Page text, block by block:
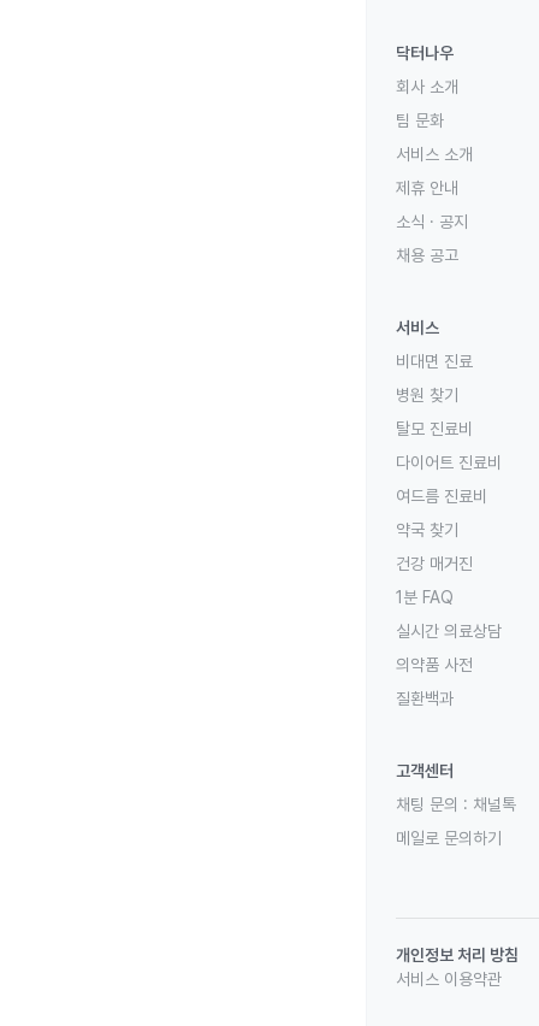
닥터나우
회사 소개
팀 문화
서비스 소개
제휴 안내
소식 · 공지
채용 공고
서비스
비대면 진료
병원 찾기
탈모 진료비
다이어트 진료비
여드름 진료비
약국 찾기
건강 매거진
1분 FAQ
실시간 의료상담
의약품 사전
질환백과
고객센터
채팅 문의 : 채널톡
메일로 문의하기
개인정보 처리 방침
서비스 이용약관